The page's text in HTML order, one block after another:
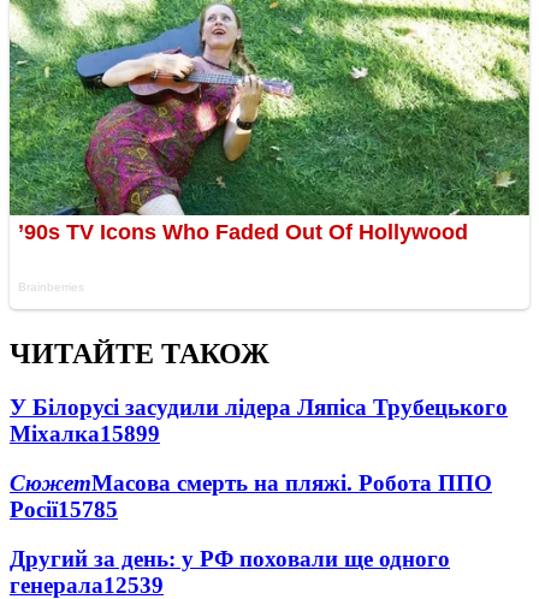
ЧИТАЙТЕ ТАКОЖ
У Білорусі засудили лідера Ляпіса Трубецького
Міхалка15899
СюжетМасова смерть на пляжі. Робота ППО
Росії15785
Другий за день: у РФ поховали ще одного
генерала12539